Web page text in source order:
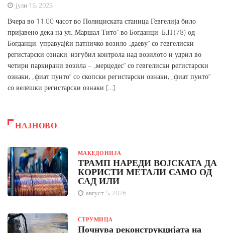
јули 15, 2023
Вчера во 11:00 часот во Полициската станица Гевгелија било
пријавено дека на ул.„Маршал Тито“ во Богданци, Б.П.(78) од
Богданци, управуајќи патничко возило „даеву“ со гевгелиски
регистарски ознаки, изгубил контрола над возилото и удрил во
четири паркирани возила – „мерцедес“ со гевгелиски регистарски
ознаки, „фиат пунто“ со скопски регистарски ознаки, „фиат пунто“
со велешки регистарски ознаки […]
НАЈНОВО
МАКЕДОНИЈА
ТРАМП НАРЕДИ ВОЈСКАТА ДА
КОРИСТИ МЕТАЛИ САМО ОД
САД ИЛИ
август 5, 2026
СТРУМИЦА
Почнува реконструкцијата на